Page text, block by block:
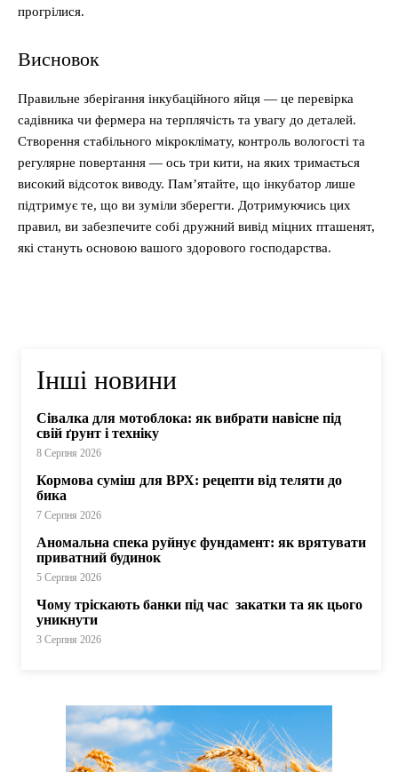
прогрілися.
Висновок
Правильне зберігання інкубаційного яйця — це перевірка
садівника чи фермера на терплячість та увагу до деталей.
Створення стабільного мікроклімату, контроль вологості та
регулярне повертання — ось три кити, на яких тримається
високий відсоток виводу. Пам’ятайте, що інкубатор лише
підтримує те, що ви зуміли зберегти. Дотримуючись цих
правил, ви забезпечите собі дружний вивід міцних пташенят,
які стануть основою вашого здорового господарства.
Інші новини
Сівалка для мотоблока: як вибрати навісне під
свій ґрунт і техніку
8 Серпня 2026
Кормова суміш для ВРХ: рецепти від теляти до
бика
7 Серпня 2026
Аномальна спека руйнує фундамент: як врятувати
приватний будинок
5 Серпня 2026
Чому тріскають банки під час закатки та як цього
уникнути
3 Серпня 2026